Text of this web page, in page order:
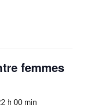
femmes
h 00 min